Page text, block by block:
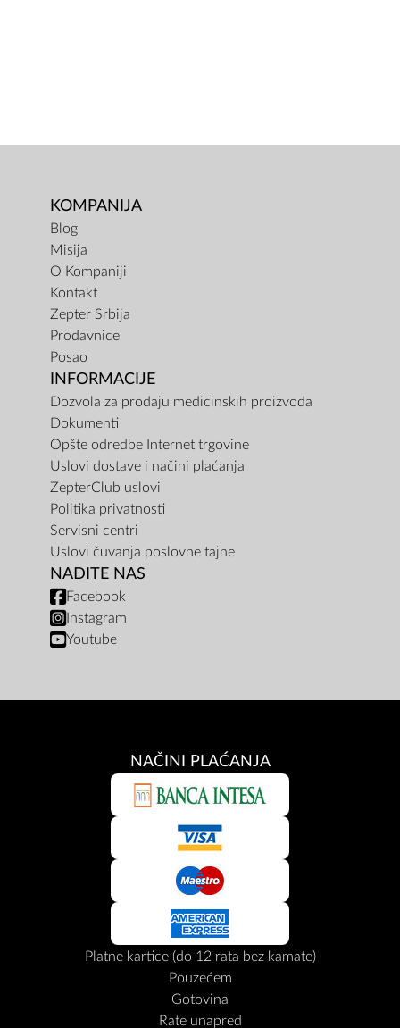
KOMPANIJA
Blog
Misija
O Kompaniji
Kontakt
Zepter Srbija
Prodavnice
Posao
INFORMACIJE
Dozvola za prodaju medicinskih proizvoda
Dokumenti
Opšte odredbe Internet trgovine
Uslovi dostave i načini plaćanja
ZepterClub uslovi
Politika privatnosti
Servisni centri
Uslovi čuvanja poslovne tajne
NAĐITE NAS
Facebook
Instagram
Youtube
NAČINI PLAĆANJA
Platne kartice (do 12 rata bez kamate)
Pouzećem
Gotovina
Rate unapred